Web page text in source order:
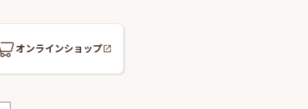
オンラインショップ